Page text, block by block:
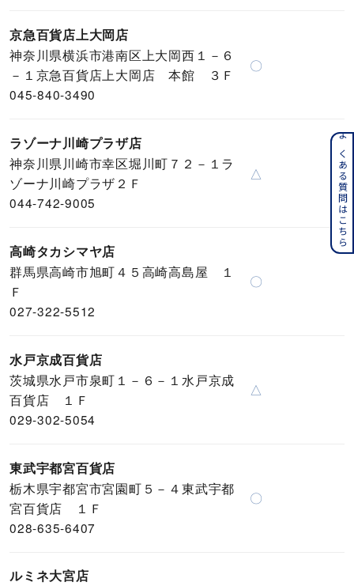
京急百貨店上大岡店
神奈川県横浜市港南区上大岡西１－６
－１京急百貨店上大岡店 本館 ３Ｆ
045-840-3490
〇
ラゾーナ川崎プラザ店
神奈川県川崎市幸区堀川町７２－１ラ
ゾーナ川崎プラザ２Ｆ
044-742-9005
△
高崎タカシマヤ店
群馬県高崎市旭町４５高崎高島屋 １
Ｆ
027-322-5512
〇
水戸京成百貨店
茨城県水戸市泉町１－６－１水戸京成
百貨店 １Ｆ
029-302-5054
△
東武宇都宮百貨店
栃木県宇都宮市宮園町５－４東武宇都
宮百貨店 １Ｆ
028-635-6407
〇
ルミネ大宮店
よくある質問はこちら